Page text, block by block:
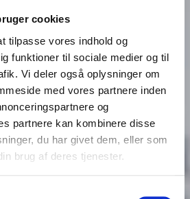
cookies
tilpasse vores indhold og
funktioner til sociale medier og til
Vi deler også oplysninger om
med vores partnere inden
og
partnere kan kombinere disse
du har givet dem, eller som
brug af deres tjenester.